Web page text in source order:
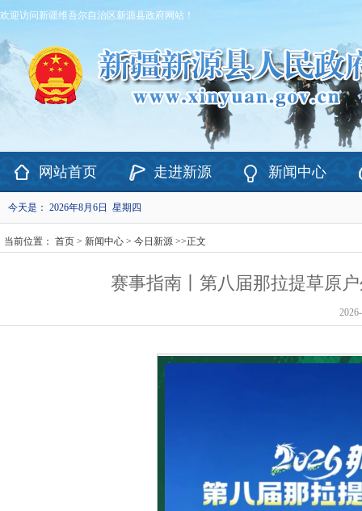
欢迎访问新疆维吾尔自治区新源县政府网站！
网站首页 走进新源 新闻中心
今天是： 2026年8月6日 星期四
当前位置： 首页 > 新闻中心 > 今日新源 >>正文
赛事指南丨第八届那拉提草原